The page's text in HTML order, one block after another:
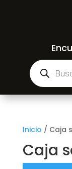
Búsqueda
de
productos
Inicio / Caja
Caja